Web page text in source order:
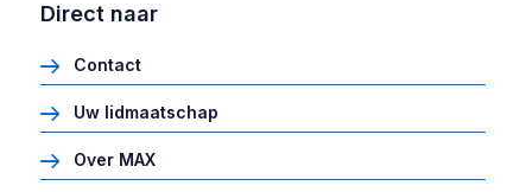
Direct naar
Contact
Uw lidmaatschap
Over MAX